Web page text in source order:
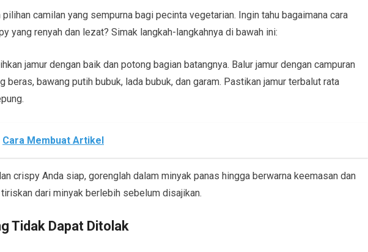
camilan yang sempurna bagi pecinta vegetarian. Ingin tahu bagaimana cara
yang renyah dan lezat? Simak langkah-langkahnya di bawah ini:
jamur dengan baik dan potong bagian batangnya. Balur jamur dengan campuran
beras, bawang putih bubuk, lada bubuk, dan garam. Pastikan jamur terbalut rata
Cara Membuat Artikel
crispy Anda siap, gorenglah dalam minyak panas hingga berwarna keemasan dan
dari minyak berlebih sebelum disajikan.
Tidak Dapat Ditolak